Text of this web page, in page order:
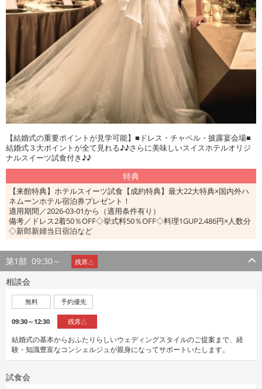
【結婚式の重要ポイントが見学可能】■ドレス・チャペル・披露宴会場■
結婚式３大ポイントが全て見れる♪♪さらに美味しいスイスホテルオリジ
ナルスイーツ試食付き♪♪
特典
【来館特典】ホテルスイーツ試食【成約特典】最大22大特典×国内外ハ
ネムーンホテル宿泊券プレゼント！
適用期間／2026-03-01から（適用条件有り）
備考／ドレス2着50％OFF◇挙式料50％OFF◇料理1GUP2,486円×人数分
◇新郎新婦当日宿泊など
第1部 09:30～ 残席△
相談会
無料 予約優先
09:30～12:30 残席△
結婚式の基本からおふたりらしいウェディングスタイルのご提案まで、経
験・知識豊富なコンシェルジュが親身になってサポートいたします。
試食会